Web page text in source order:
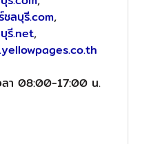
ชลบุรี.com,
รี.net,
ลา 08:00-17:00 น.